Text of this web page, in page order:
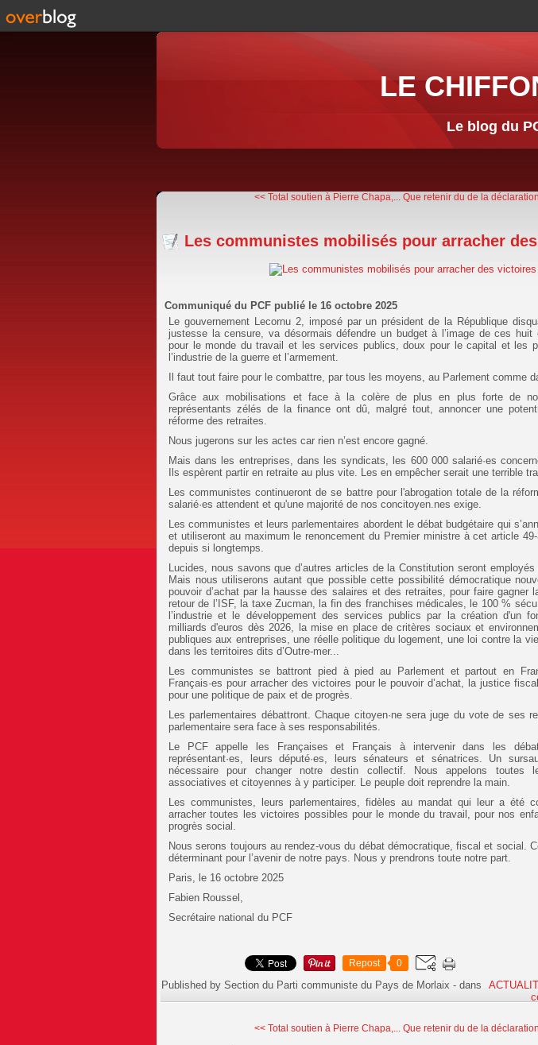
LE
Le blog du
<< Total soutien à Pierre Chapa,... Que retenir du de la
Les communistes mobilisés pour arracher
Communiqué du PCF publié le 16 octobre 2025
Le gouvernement Lecornu 2, imposé par un président de la République
justesse la censure, va désormais défendre un budget à l’image de ces huit
pour le monde du travail et les services publics, doux pour le capital et les
l’industrie de la guerre et l’armement.
Il faut tout faire pour le combattre, par tous les moyens, au Parlement comme
Grâce aux mobilisations et face à la colère de plus en plus forte de
représentants zélés de la finance ont dû, malgré tout, annoncer une
réforme des retraites.
Nous jugerons sur les actes car rien n’est encore gagné.
Mais dans les entreprises, dans les syndicats, les 600 000 salarié·es
Ils espèrent partir en retraite au plus vite. Les en empêcher serait une terrible
Les communistes continueront de se battre pour l'abrogation totale de la
salarié·es attendent et qu'une majorité de nos concitoyen.nes exige.
Les communistes et leurs parlementaires abordent le débat budgétaire qui
et utiliseront au maximum le renoncement du Premier ministre à cet article
depuis si longtemps.
Lucides, nous savons que d’autres articles de la Constitution seront
Mais nous utiliserons autant que possible cette possibilité démocratique
pouvoir d’achat par la hausse des salaires et des retraites, pour faire gagner
retour de l’ISF, la taxe Zucman, la fin des franchises médicales, le 100 %
l’industrie et le développement des services publics par la création d'un
milliards d'euros dès 2026, la mise en place de critères sociaux et
publiques aux entreprises, une réelle politique du logement, une loi contre la
dans les territoires dits d’Outre-mer...
Les communistes se battront pied à pied au Parlement et partout en
Français·es pour arracher des victoires pour le pouvoir d’achat, la justice
pour une politique de paix et de progrès.
Les parlementaires débattront. Chaque citoyen·ne sera juge du vote de ses
parlementaire sera face à ses responsabilités.
Le PCF appelle les Françaises et Français à intervenir dans les
représentant·es, leurs député·es, leurs sénateurs et sénatrices. Un
nécessaire pour changer notre destin collectif. Nous appelons toutes
associatives et citoyennes à y participer. Le peuple doit reprendre la main.
Les communistes, leurs parlementaires, fidèles au mandat qui leur a été
arracher toutes les victoires possibles pour le monde du travail, pour nos
progrès social.
Nous serons toujours au rendez-vous du débat démocratique, fiscal et social.
déterminant pour l’avenir de notre pays. Nous y prendrons toute notre part.
Paris, le 16 octobre 2025
Fabien Roussel,
Secrétaire national du PCF
Repost 0
Published by Section du Parti communiste du Pays de Morlaix -dans
<< Total soutien à Pierre Chapa,... Que retenir du de la